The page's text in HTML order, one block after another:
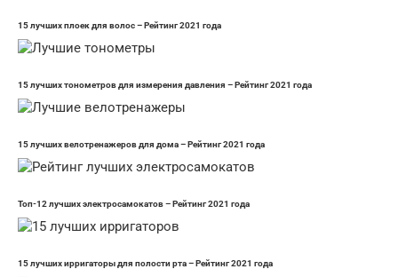
15 лучших плоек для волос – Рейтинг 2021 года
15 лучших тонометров для измерения давления – Рейтинг 2021 года
15 лучших велотренажеров для дома – Рейтинг 2021 года
Топ-12 лучших электросамокатов – Рейтинг 2021 года
15 лучших ирригаторы для полости рта – Рейтинг 2021 года